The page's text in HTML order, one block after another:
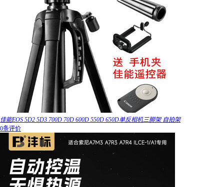
佳能EOS 5D2 5D3 700D 70D 600D 550D 650D单反相机三脚架 自拍架
0条评价